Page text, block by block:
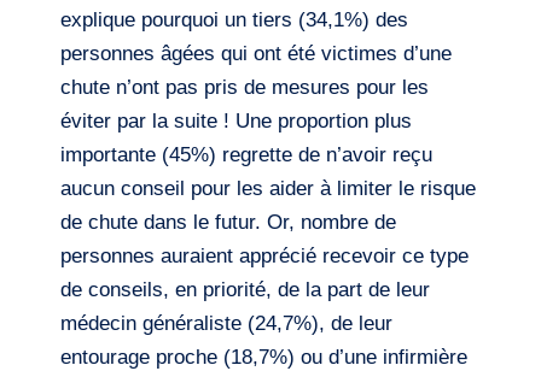
explique pourquoi un tiers (34,1%) des
personnes âgées qui ont été victimes d’une
chute n’ont pas pris de mesures pour les
éviter par la suite ! Une proportion plus
importante (45%) regrette de n’avoir reçu
aucun conseil pour les aider à limiter le risque
de chute dans le futur. Or, nombre de
personnes auraient apprécié recevoir ce type
de conseils, en priorité, de la part de leur
médecin généraliste (24,7%), de leur
entourage proche (18,7%) ou d’une infirmière